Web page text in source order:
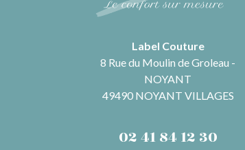
Label Couture
8 Rue du Moulin de Groleau -
NOYANT
49490 NOYANT VILLAGES
02 41 84 12 30